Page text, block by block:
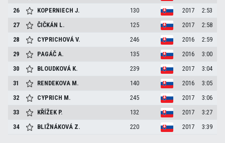
26
KOPERNIECHJ. 130 2017
2:53
27
ČIČKÁN L. 125 2017
2:58
28
CYPRICHOVÁV. 246 2016
2:59
29
PAGÁČA. 135 2016
3:00
30
BLOUDKOVÁ K. 239 2017
3:04
31
RENDEKOVA M. 140 2016
3:05
32
CYPRICH M. 245 2017
3:06
33
KŘÍŽEK P. 132 2017
3:27
34
BLIŽNÁKOVÁ Z. 220 2017 3:39